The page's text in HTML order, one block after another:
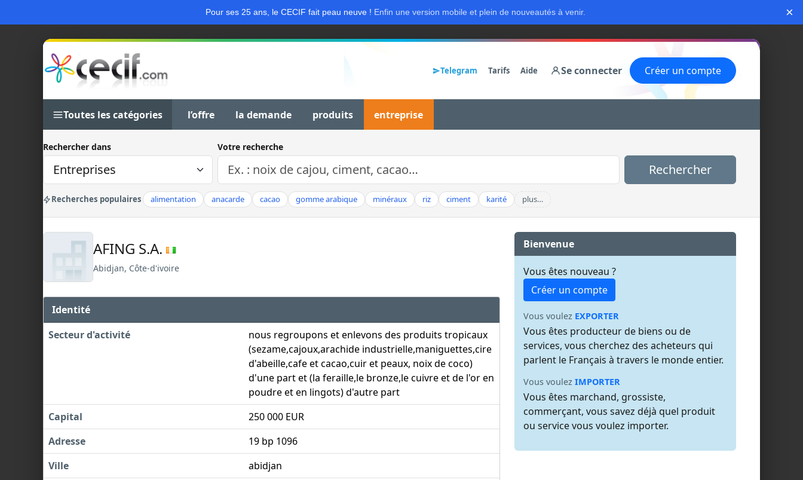
Pour ses 25 ans, le CECIF fait peau neuve ! Enfin une version mobile et plein de nouveautés à venir. ×
Telegram Tarifs Aide Se connecter Créer un compte
Toutes les catégories l’offre la demande produits entreprise
Rechercher dans Votre recherche
Rechercher
Recherches populaires alimentation anacarde cacao gomme arabique minéraux riz ciment karité plus…
AFING S.A.
Abidjan, Côte-d'ivoire
Identité
Secteur d'activité
nous regroupons et enlevons des produits tropicaux
(sezame,cajoux,arachide industrielle,maniguettes,cire
d'abeille,cafe et cacao,cuir et peaux, noix de coco)
d'une part et (la feraille,le bronze,le cuivre et de l'or en
poudre et en lingots) d'autre part
Capital
250 000 EUR
Adresse
19 bp 1096
Ville
abidjan
Bienvenue
Vous êtes nouveau ?
Créer un compte
Vous voulez EXPORTER
Vous êtes producteur de biens ou de
services, vous cherchez des acheteurs qui
parlent le Français à travers le monde entier.
Vous voulez IMPORTER
Vous êtes marchand, grossiste,
commerçant, vous savez déjà quel produit
ou service vous voulez importer.